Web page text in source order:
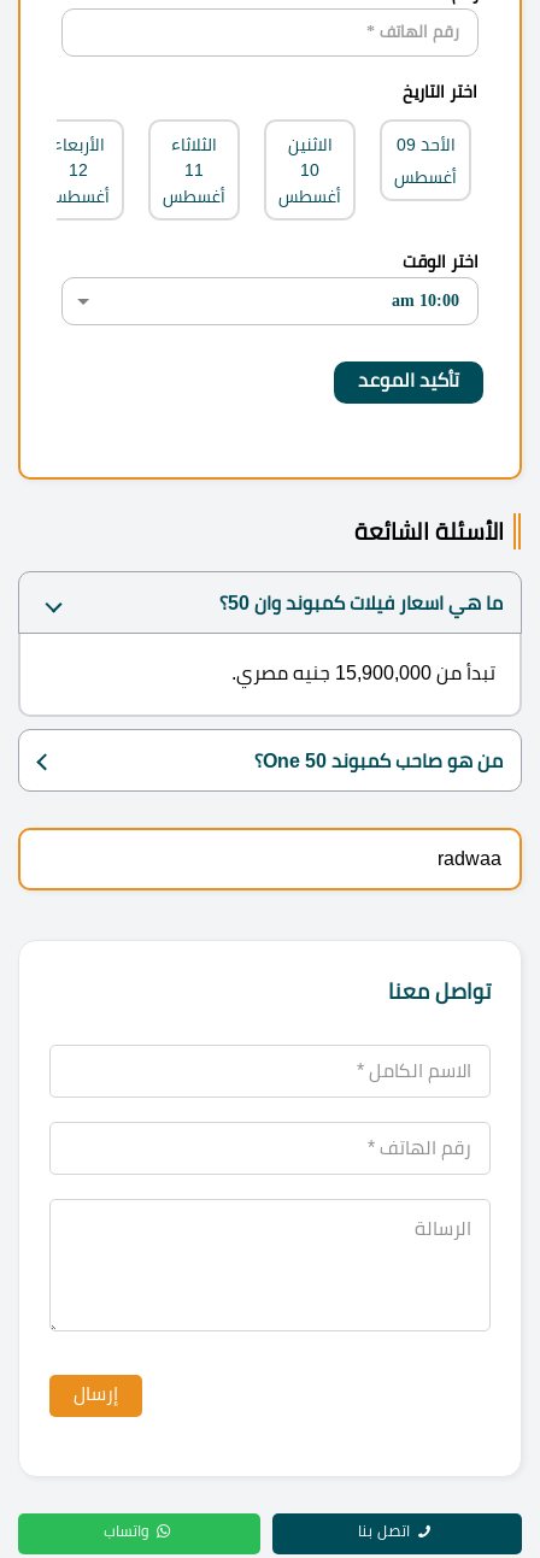
اختر التاريخ
الأحد 09
أغسطس
الاثنين
10
أغسطس
الثلاثاء
11
أغسطس
الأربعاء
12
أغسطس
اختر الوقت
الأسئلة الشائعة
ما هي اسعار فيلات كمبوند وان 50؟
تبدأ من 15,900,000 جنيه مصري.
من هو صاحب كمبوند One 50؟
radwaa
تواصل معنا
اتصل بنا واتساب